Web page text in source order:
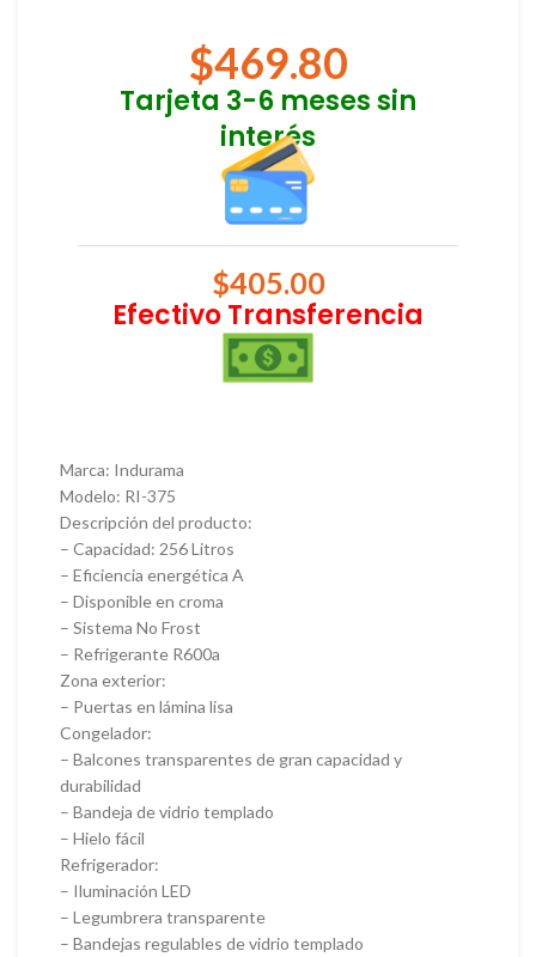
$469.80
Tarjeta 3-6 meses sin
interés
$405.00
Efectivo Transferencia
Marca: Indurama
Modelo: RI-375
Descripción del producto:
– Capacidad: 256 Litros
– Eficiencia energética A
– Disponible en croma
– Sistema No Frost
– Refrigerante R600a
Zona exterior:
– Puertas en lámina lisa
Congelador:
– Balcones transparentes de gran capacidad y
durabilidad
– Bandeja de vidrio templado
– Hielo fácil
Refrigerador:
– Iluminación LED
– Legumbrera transparente
– Bandejas regulables de vidrio templado